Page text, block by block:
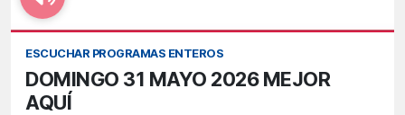
ESCUCHAR PROGRAMAS ENTEROS
DOMINGO 31 MAYO 2026 MEJOR
AQUÍ